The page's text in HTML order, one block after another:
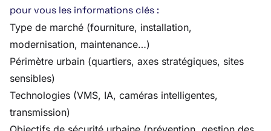
pour vous les informations clés :
Type de marché (fourniture, installation,
modernisation, maintenance…)
Périmètre urbain (quartiers, axes stratégiques, sites
sensibles)
Technologies (VMS, IA, caméras intelligentes,
transmission)